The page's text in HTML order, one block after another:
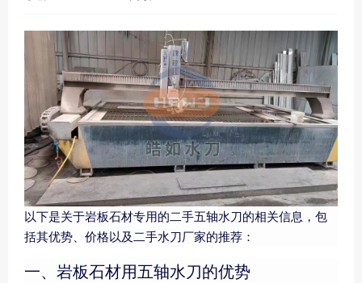
以下是关于岩板石材专用的二手五轴水刀的相关信息，包
括其优势、价格以及二手水刀厂家的推荐：
一、岩板石材用五轴水刀的优势